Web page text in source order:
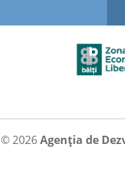
© 2026Agenția de